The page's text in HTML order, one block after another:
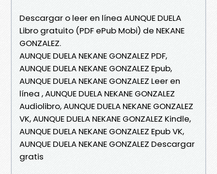
Descargar o leer en línea AUNQUE DUELA
Libro gratuito (PDF ePub Mobi) de NEKANE
GONZALEZ.
AUNQUE DUELA NEKANE GONZALEZ PDF,
AUNQUE DUELA NEKANE GONZALEZ Epub,
AUNQUE DUELA NEKANE GONZALEZ Leer en
línea , AUNQUE DUELA NEKANE GONZALEZ
Audiolibro, AUNQUE DUELA NEKANE GONZALEZ
VK, AUNQUE DUELA NEKANE GONZALEZ Kindle,
AUNQUE DUELA NEKANE GONZALEZ Epub VK,
AUNQUE DUELA NEKANE GONZALEZ Descargar
gratis